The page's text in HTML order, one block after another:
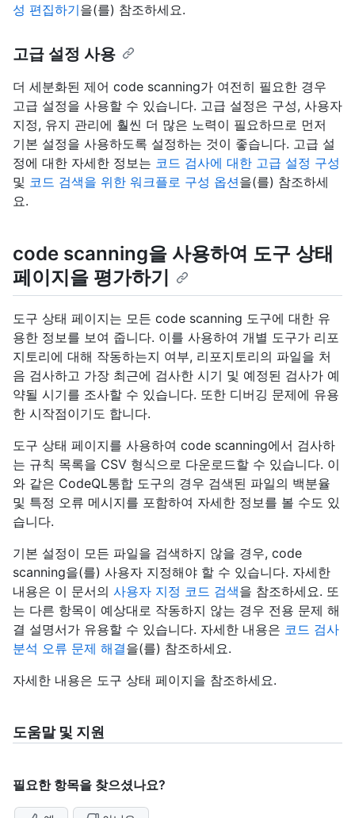
성 편집하기을(를) 참조하세요.
고급 설정 사용
더 세분화된 제어 code scanning가 여전히 필요한 경우
고급 설정을 사용할 수 있습니다. 고급 설정은 구성, 사용자
지정, 유지 관리에 훨씬 더 많은 노력이 필요하므로 먼저
기본 설정을 사용하도록 설정하는 것이 좋습니다. 고급 설
정에 대한 자세한 정보는 코드 검사에 대한 고급 설정 구성
및 코드 검색을 위한 워크플로 구성 옵션을(를) 참조하세
요.
code scanning을 사용하여 도구 상태
페이지을 평가하기
도구 상태 페이지는 모든 code scanning 도구에 대한 유
용한 정보를 보여 줍니다. 이를 사용하여 개별 도구가 리포
지토리에 대해 작동하는지 여부, 리포지토리의 파일을 처
음 검사하고 가장 최근에 검사한 시기 및 예정된 검사가 예
약될 시기를 조사할 수 있습니다. 또한 디버깅 문제에 유용
한 시작점이기도 합니다.
도구 상태 페이지를 사용하여 code scanning에서 검사하
는 규칙 목록을 CSV 형식으로 다운로드할 수 있습니다. 이
와 같은 CodeQL통합 도구의 경우 검색된 파일의 백분율
및 특정 오류 메시지를 포함하여 자세한 정보를 볼 수도 있
습니다.
기본 설정이 모든 파일을 검색하지 않을 경우, code
scanning을(를) 사용자 지정해야 할 수 있습니다. 자세한
내용은 이 문서의 사용자 지정 코드 검색을 참조하세요. 또
는 다른 항목이 예상대로 작동하지 않는 경우 전용 문제 해
결 설명서가 유용할 수 있습니다. 자세한 내용은 코드 검사
분석 오류 문제 해결을(를) 참조하세요.
자세한 내용은 도구 상태 페이지을 참조하세요.
도움말 및 지원
필요한 항목을 찾으셨나요?